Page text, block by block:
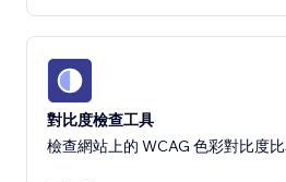
對比度檢查工具
檢查網站上的 WCAG 色彩對比度